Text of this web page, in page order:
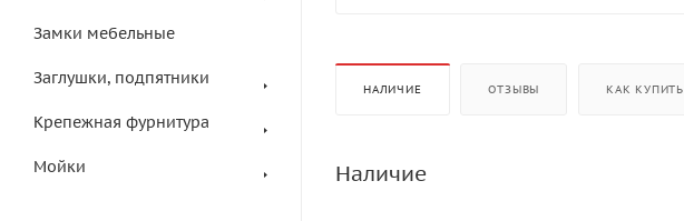
Замки мебельные
Заглушки, подпятники
Крепежная фурнитура
Мойки
НАЛИЧИЕ ОТЗЫВЫ КАК КУПИТЬ
Наличие